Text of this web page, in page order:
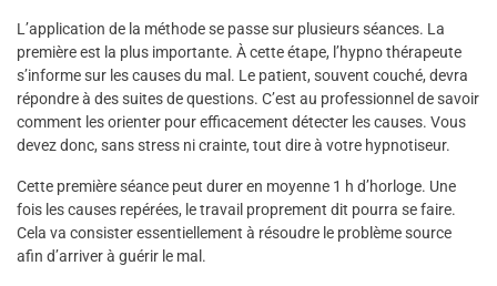
L’application de la méthode se passe sur plusieurs séances. La
première est la plus importante. À cette étape, l’hypno thérapeute
s’informe sur les causes du mal. Le patient, souvent couché, devra
répondre à des suites de questions. C’est au professionnel de savoir
comment les orienter pour efficacement détecter les causes. Vous
devez donc, sans stress ni crainte, tout dire à votre hypnotiseur.
Cette première séance peut durer en moyenne 1 h d’horloge. Une
fois les causes repérées, le travail proprement dit pourra se faire.
Cela va consister essentiellement à résoudre le problème source
afin d’arriver à guérir le mal.